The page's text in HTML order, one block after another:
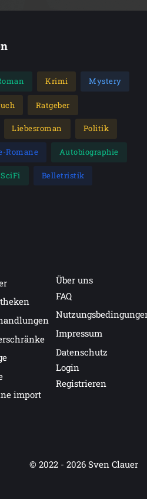
Krimi Mystery
Ratgeber
Liebesroman Politik
Romane Autobiographie
SciFi Belletristik
import
Über uns
FAQ
Impressum
Datenschutz
Login
Registrieren
© 2022 - 2026 Sven Clauer